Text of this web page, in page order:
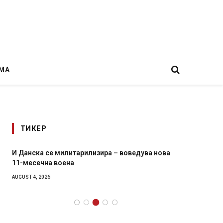
ТИКЕР
И Данска се милитарилизира – воведува нова
11-месечна воена
AUGUST 4, 2026